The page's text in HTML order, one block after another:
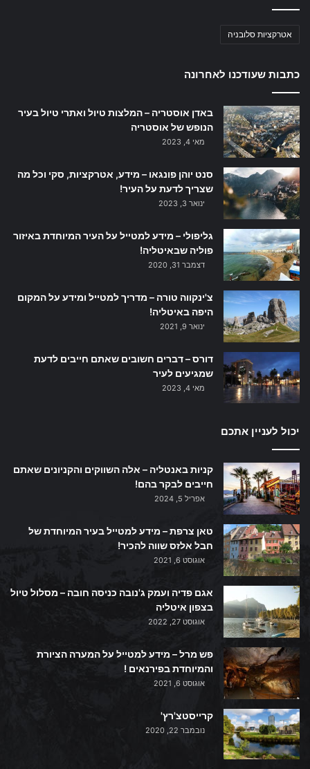
אטרקציות סלובניה
כתבות שעודכנו לאחרונה
באדן אוסטריה – המלצות טיול ואתרי טיול בעיר
הנופש של אוסטריה
מאי 4, 2023
סנט יוהן פונגאו – מידע, אטרקציות, סקי וכל מה
שצריך לדעת על העיר!
ינואר 3, 2023
גליפולי – מידע למטייל על העיר המיוחדת באיזור
פוליה שבאיטליה!
דצמבר 31, 2020
צ'ינקווה טורה – מדריך למטייל ומידע על המקום
היפה באיטליה!
ינואר 9, 2021
דורס – דברים חשובים שאתם חייבים לדעת
שמגיעים לעיר
מאי 4, 2023
יכול לעניין אתכם
קניות באנטליה – אלה השווקים והקניונים שאתם
חייבים לבקר בהם!
אפריל 5, 2024
טאן צרפת – מידע למטייל בעיר המיוחדת של
חבל אלזס שווה להכיר!
אוגוסט 6, 2021
אגם פדיה ועמק ג'נובה כניסה חובה – מסלול טיול
בצפון איטליה
אוגוסט 27, 2022
פש מרל – מידע למטייל על המערה הציורת
והמיוחדת בפירנאים !
אוגוסט 6, 2021
קרייסטצ'רץ'
נובמבר 22, 2020